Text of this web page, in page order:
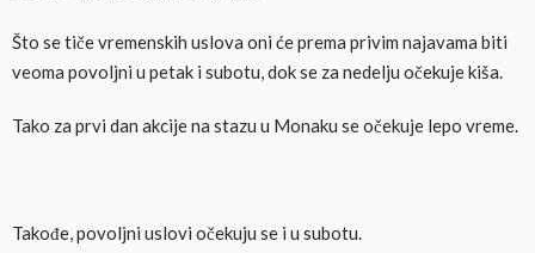
Što se tiče vremenskih uslova oni će prema privim najavama biti
veoma povoljni u petak i subotu, dok se za nedelju očekuje kiša.
Tako za prvi dan akcije na stazu u Monaku se očekuje lepo vreme.
Takođe, povoljni uslovi očekuju se i u subotu.